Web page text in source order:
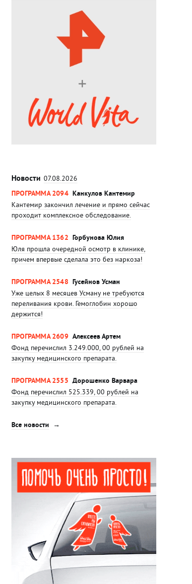
Новости 07.08.2026
ПРОГРАММА 2094 Канкулов Кантемир
Кантемир закончил лечение и прямо сейчас
проходит комплексное обследование.
ПРОГРАММА 1362 Горбунова Юлия
Юля прошла очередной осмотр в клинике,
причем впервые сделала это без наркоза!
ПРОГРАММА 2548 Гусейнов Усман
Уже целых 8 месяцев Усману не требуются
переливания крови. Гемоглобин хорошо
держится!
ПРОГРАММА 2609 Алексеев Артем
Фонд перечислил 3.249.000, 00 рублей на
закупку медицинского препарата.
ПРОГРАММА 2555 Дорошенко Варвара
Фонд перечислил 525.339, 00 рублей на
закупку медицинского препарата.
Все новости